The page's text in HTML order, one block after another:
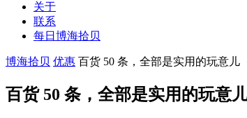
关于
联系
每日博海拾贝
博海拾贝 优惠 百货 50 条，全部是实用的玩意儿（
百货 50 条，全部是实用的玩意儿